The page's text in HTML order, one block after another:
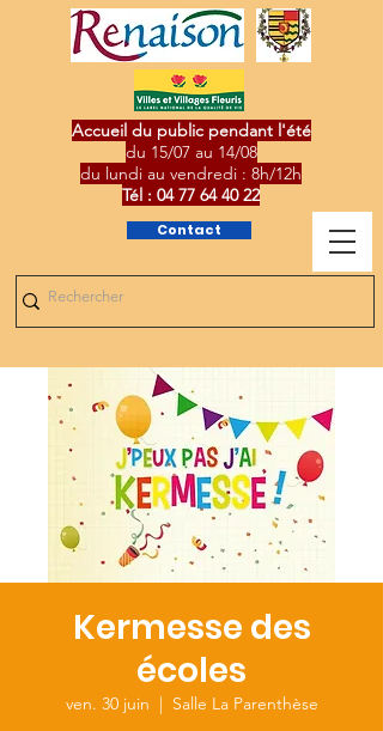
Contact
Accueil du public pendant l'été
du 15/07 au 14/08
du lundi au vendredi : 8h/12h
Tél : 04 77 64 40 22
Kermesse des
écoles
ven. 30 juin
  |
Salle La Parenthèse